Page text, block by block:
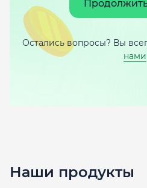
Остались вопросы? Вы
нами
Наши продукты